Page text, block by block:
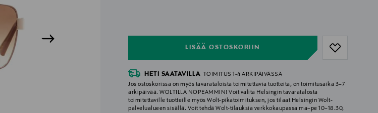
LISÄÄ OSTOSKORIIN
HETI SAATAVILLA
TOIMITUS 1-4 ARKIPÄIVÄSSÄ
Jos ostoskorissa on myös tavarataloista toimitettavia tuotteita, on toimitusaika 3–7
arkipäivää. WOLTILLA NOPEAMMIN! Voit valita Helsingin tavaratalosta
toimitettaville tuotteille myös Wolt-pikatoimituksen, jos tilaat Helsingin Wolt-
palvelualueen sisällä. Voit tehdä Wolt-tilauksia verkkokaupassa ma–pe 10–18.30,